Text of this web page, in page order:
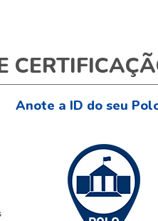
Anote a ID do seu